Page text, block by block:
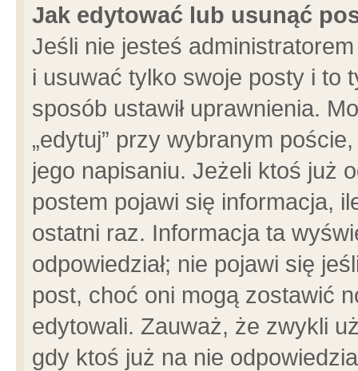
Jak edytować lub usunąć
Jeśli nie jesteś
i usuwać tylko swoje posty i to
sposób ustawił uprawnienia.
„edytuj” przy wybranym
jego napisaniu. Jeżeli ktoś już
postem pojawi się informacja,
ostatni raz. Informacja ta
odpowiedział; nie pojawi się
post, choć oni mogą zostawić
edytowali. Zauważ, że zwykli
gdy ktoś już na nie